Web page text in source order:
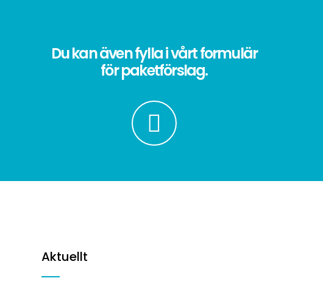
Du kan även fylla i vårt formulär
för paketförslag.
Aktuellt